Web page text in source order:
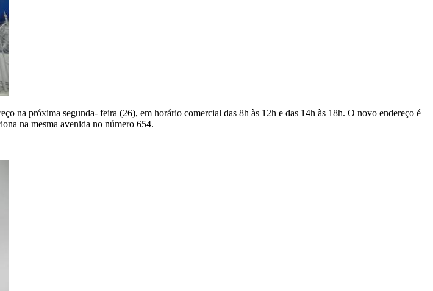
na próxima segunda- feira (26), em horário comercial das 8h às 12h e das 14h às 18h. O novo endereço é
na mesma avenida no número 654.